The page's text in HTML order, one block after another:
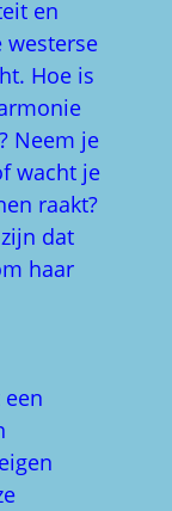
en
westerse
Hoe is
Neem je
wacht je
raakt?
dat
haar